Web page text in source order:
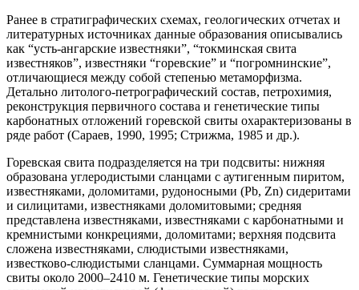
Ранее в стратиграфических схемах, геологических отчетах и
литературных источниках данные образования описывались
как “усть-ангарские известняки”, “токминская свита
известняков”, известняки “горевские” и “погромнинские”,
отличающиеся между собой степенью метаморфизма.
Детально литолого-петрографический состав, петрохимия,
реконструкция первичного состава и генетические типы
карбонатных отложений горевской свиты охарактеризованы в
ряде работ (Сараев, 1990, 1995; Стрижма, 1985 и др.).
Горевская свита подразделяется на три подсвиты: нижняя
образована углеродистыми сланцами с аутигенным пиритом,
известняками, доломитами, рудоносными (Pb, Zn) сидеритами
и силицитами, известняками доломитовыми; средняя
представлена известняками, известняками с карбонатными и
кремнистыми конкрециями, доломитами; верхняя подсвита
сложена известняками, слюдистыми известняками,
известково-слюдистыми сланцами. Суммарная мощность
свиты около 2000–2410 м. Генетические типы морских